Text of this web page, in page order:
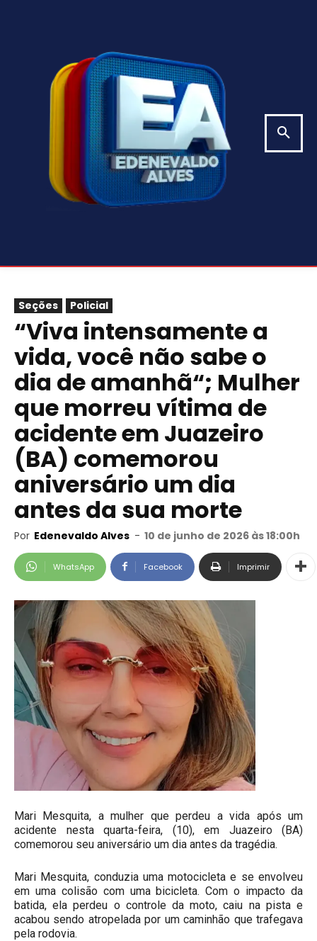
Seções Policial
“Viva intensamente a
vida, você não sabe o
dia de amanhã“; Mulher
que morreu vítima de
acidente em Juazeiro
(BA) comemorou
aniversário um dia
antes da sua morte
Por Edenevaldo Alves - 10 de junho de 2026 às 18:00h
WhatsApp Facebook Imprimir
Mari Mesquita, a mulher que perdeu a vida após um
acidente nesta quarta-feira, (10), em Juazeiro (BA)
comemorou seu aniversário um dia antes da tragédia.
Mari Mesquita, conduzia uma motocicleta e se envolveu
em uma colisão com uma bicicleta. Com o impacto da
batida, ela perdeu o controle da moto, caiu na pista e
acabou sendo atropelada por um caminhão que trafegava
pela rodovia.